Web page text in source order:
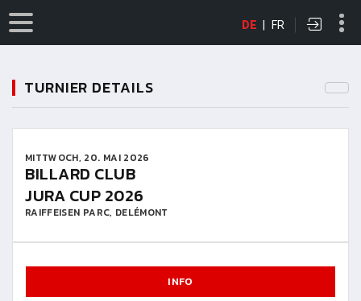
DE | FR
TURNIER DETAILS
MITTWOCH, 20. MAI 2026
BILLARD CLUB
JURA CUP 2026
RAIFFEISEN PARC, DELÉMONT
INFO